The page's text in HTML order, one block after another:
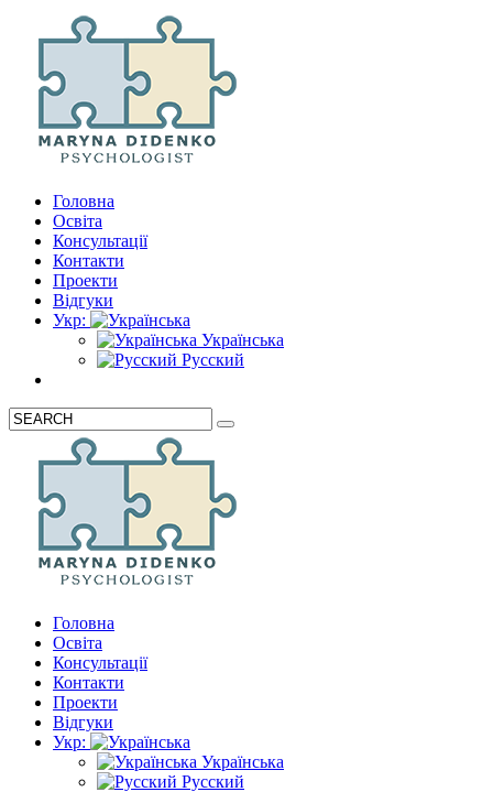
Головна
Освіта
Консультації
Контакти
Проекти
Відгуки
Укр:
Українська
Русский
Головна
Освіта
Консультації
Контакти
Проекти
Відгуки
Укр:
Українська
Русский